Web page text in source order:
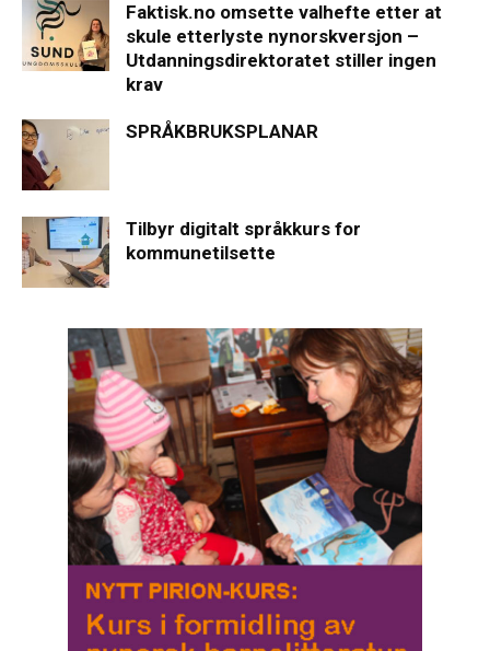
Faktisk.no omsette valhefte etter at
skule etterlyste nynorskversjon –
Utdanningsdirektoratet stiller ingen
krav
SPRÅKBRUKSPLANAR
Tilbyr digitalt språkkurs for
kommunetilsette